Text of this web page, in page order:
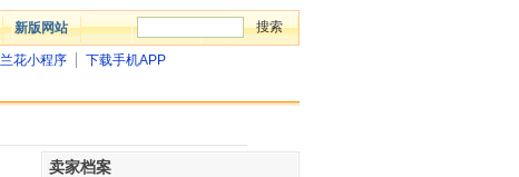
新版网站
兰花小程序
下载手机APP
卖家档案